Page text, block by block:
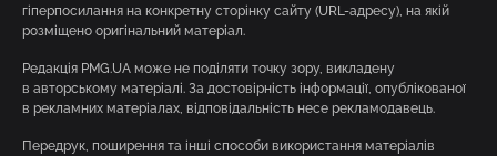
гіперпосилання на конкретну сторінку сайту (URL-адресу), на якій
розміщено оригінальний матеріал.
Редакція PMG.UA може не поділяти точку зору, викладену
в авторському матеріалі. За достовірність інформації, опублікованої
в рекламних матеріалах, відповідальність несе рекламодавець.
Передрук, поширення та інші способи використання матеріалів